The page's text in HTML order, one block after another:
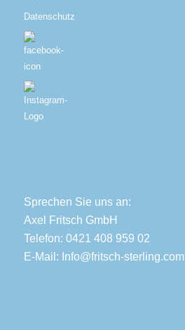
Datenschutz
Sprechen Sie uns an:
Axel Fritsch GmbH
Telefon: 0421 408 959 02
E-Mail: Info@fritsch-sterling.com